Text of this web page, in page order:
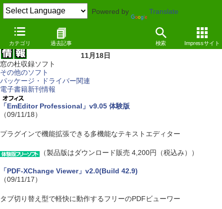
Powered by Translate
カテゴリ 過去記事 検索 Impressサイト
11月18日
窓の杜収録ソフト
その他のソフト
パッケージ・ドライバー関連
電子書籍新刊情報
「EmEditor Professional」v9.05 体験版
（09/11/18）
プラグインで機能拡張できる多機能なテキストエディター
（製品版はダウンロード販売 4,200円（税込み））
「PDF-XChange Viewer」v2.0(Build 42.9)
（09/11/17）
タブ切り替え型で軽快に動作するフリーのPDFビューワー